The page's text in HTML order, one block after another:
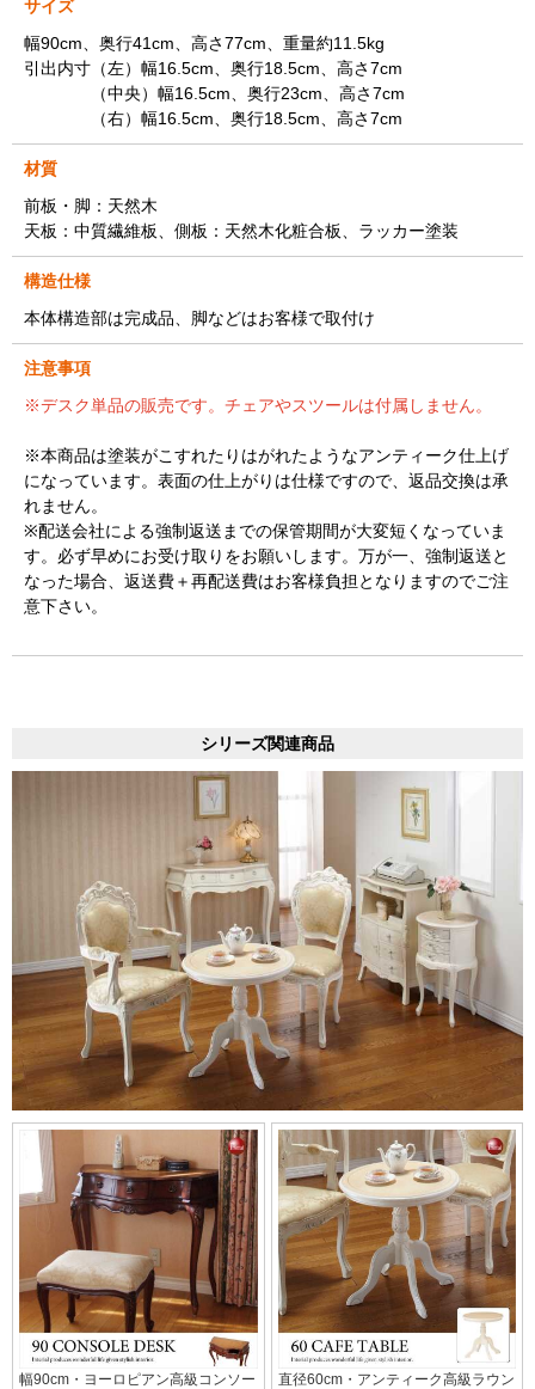
サイズ
幅90cm、奥行41cm、高さ77cm、重量約11.5kg
引出内寸（左）幅16.5cm、奥行18.5cm、高さ7cm
（中央）幅16.5cm、奥行23cm、高さ7cm
（右）幅16.5cm、奥行18.5cm、高さ7cm
材質
前板・脚：天然木
天板：中質繊維板、側板：天然木化粧合板、ラッカー塗装
構造仕様
本体構造部は完成品、脚などはお客様で取付け
注意事項
※デスク単品の販売です。チェアやスツールは付属しません。
※本商品は塗装がこすれたりはがれたようなアンティーク仕上げ
になっています。表面の仕上がりは仕様ですので、返品交換は承
れません。
※配送会社による強制返送までの保管期間が大変短くなっていま
す。必ず早めにお受け取りをお願いします。万が一、強制返送と
なった場合、返送費＋再配送費はお客様負担となりますのでご注
意下さい。
シリーズ関連商品
幅90cm・ヨーロピアン高級コンソー
直径60cm・アンティーク高級ラウン